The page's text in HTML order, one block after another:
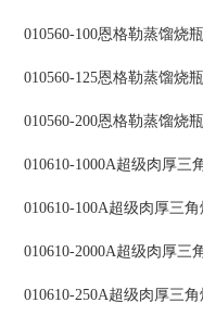
010560-100恩格勒蒸馏烧
010560-125恩格勒蒸馏烧
010560-200恩格勒蒸馏烧
010610-1000A超级肉厚三
010610-100A超级肉厚三
010610-2000A超级肉厚三
010610-250A超级肉厚三